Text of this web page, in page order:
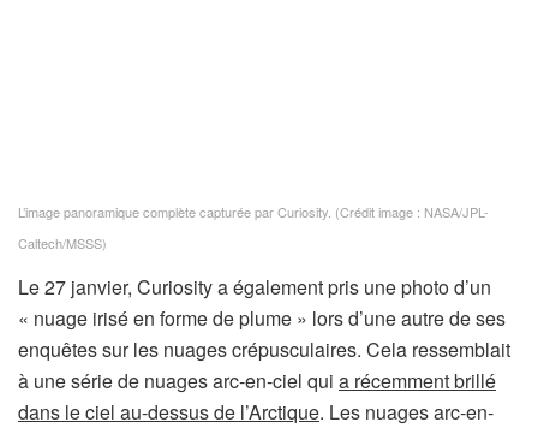
L’image panoramique complète capturée par Curiosity. (Crédit image : NASA/JPL-
Caltech/MSSS)
Le 27 janvier, Curiosity a également pris une photo d’un
« nuage irisé en forme de plume » lors d’une autre de ses
enquêtes sur les nuages ​​​​crépusculaires. Cela ressemblait
à une série de nuages ​​arc-en-ciel qui a récemment brillé
dans le ciel au-dessus de l’Arctique. Les nuages ​​​​arc-en-